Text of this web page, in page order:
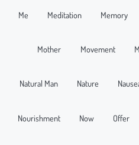
Me Meditation Memory
Mother Movement
Natural Man Nature
Nourishment Now Offer